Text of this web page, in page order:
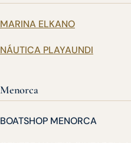
MARINA ELKANO
NÁUTICA PLAYAUNDI
Menorca
BOATSHOP MENORCA